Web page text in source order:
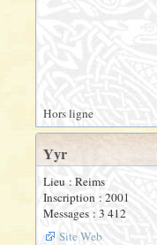
Hors ligne
Yyr
Lieu : Reims
Inscription : 2001
Messages : 3 412
Site Web